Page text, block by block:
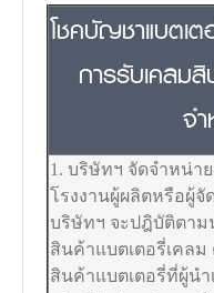
โชคบัญชาแบตเ
การรับเคลม
จ
1. บริษัทฯ จัดจำหน่า
โรงงานผู้ผลิตหรือผู้
บริษัทฯ จะปฎิบัติตาม
สินค้าแบตเตอรี่เคล
สินค้าแบตเตอรี่ที่ผู้น